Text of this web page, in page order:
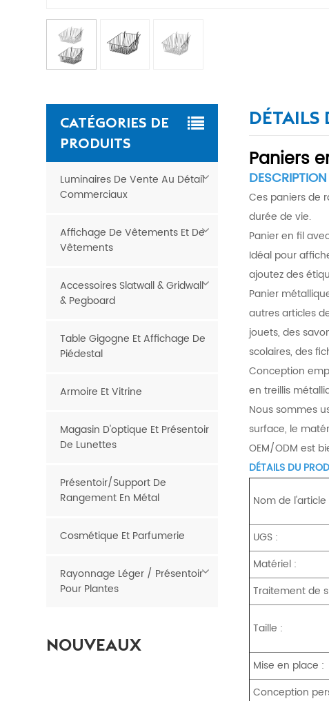
DÉTAILS
Paniers
Ces paniers de
durée de vie.
Panier en fil
Idéal pour
ajoutez des
Panier
autres articles
jouets, des
scolaires, des
Conception
en treillis
Nous sommes
surface, le
OEM/ODM est
DÉTAILS DU
Nom de l'article
UGS :
Matériel :
Traitement de
Taille :
Mise en place :
Conception
CATÉGORIES DE
PRODUITS
Luminaires De Vente Au Détail
Commerciaux
Affichage De Vêtements Et De
Vêtements
Accessoires Slatwall & Gridwall
& Pegboard
Table Gigogne Et Affichage De
Piédestal
Armoire Et Vitrine
Magasin D'optique Et Présentoir
De Lunettes
Présentoir/support De
Rangement En Métal
Cosmétique Et Parfumerie
Rayonnage Léger / Présentoir
Pour Plantes
NOUVEAUX